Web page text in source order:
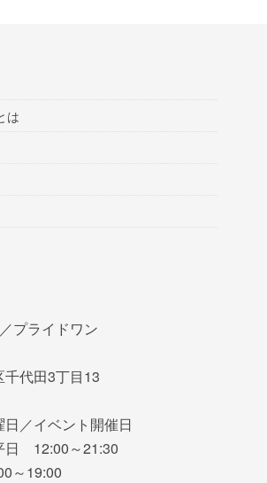
は
プライドワン
代田3丁目13
／イベント開催日
日 12:00～21:30
～19:00